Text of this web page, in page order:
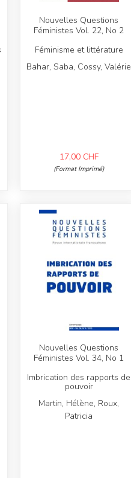
Nouvelles Questions
Féministes Vol. 22, No 2
Féminisme et littérature
Bahar, Saba, Cossy, Valérie
17,00 CHF
(Format Imprimé)
Nouvelles Questions
Féministes Vol. 34, No 1
Imbrication des rapports de
pouvoir
Martin, Hélène, Roux,
Patricia